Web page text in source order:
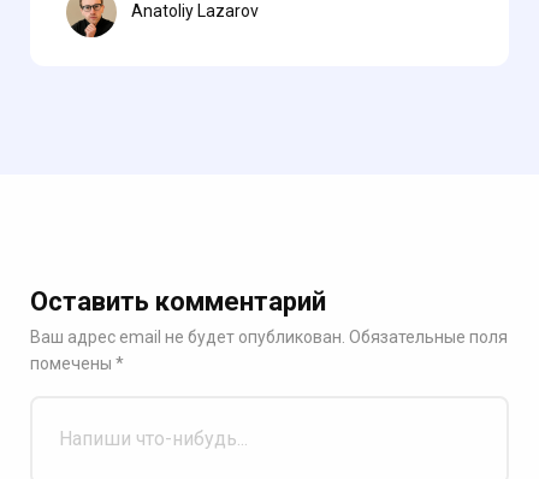
Anatoliy Lazarov
Оставить комментарий
Ваш адрес email не будет опубликован. Обязательные поля
помечены *